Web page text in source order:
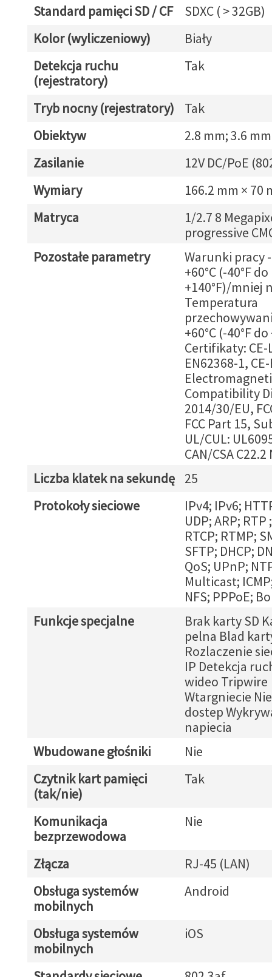
Standard pamięci SD / CF
SDXC ( > 32GB)
Kolor (wyliczeniowy)
Biały
Detekcja ruchu
(rejestratory)
Tak
Tryb nocny (rejestratory)
Tak
Obiektyw
2.8 mm; 3.6 mm
Zasilanie
12V DC/PoE
Wymiary
166.2 mm × 70
Matryca
1/2.7 8
progressive
Pozostałe parametry
Warunki pracy -
+60°C (-40°F do
+140°F)/mniej
Temperatura
+60°C (-40°F
Certifikaty: CE-
EN62368-1, CE-
Compatibility
2014/30/EU,
FCC Part 15,
UL/CUL:
CAN/CSA
Liczba klatek na sekundę
25
Protokoły sieciowe
IPv4; IPv6;
UDP; ARP; RTP
RTCP; RTMP;
SFTP; DHCP;
QoS; UPnP;
Multicast;
NFS; PPPoE;
Funkcje specjalne
Brak karty SD
pelna Blad
Rozlaczenie
IP Detekcja
wideo Tripwire
Wtargniecie
dostep
napiecia
Wbudowane głośniki
Nie
Czytnik kart pamięci
(tak/nie)
Tak
Komunikacja
bezprzewodowa
Nie
Złącza
RJ-45 (LAN)
Obsługa systemów
mobilnych
Android
Obsługa systemów
mobilnych
iOS